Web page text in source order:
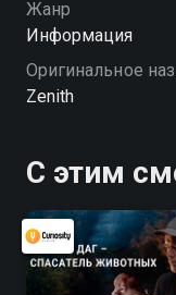
Посмотреть
можете
качестве на
Жанр
Информация
Оригинальное
Zenith
С этим